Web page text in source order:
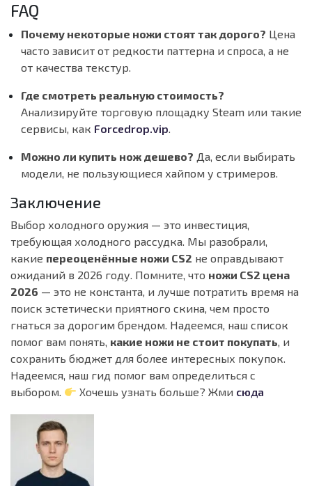
FAQ
Почему некоторые ножи стоят так дорого? Цена
часто зависит от редкости паттерна и спроса, а не
от качества текстур.
Где смотреть реальную стоимость?
Анализируйте торговую площадку Steam или такие
сервисы, как Forcedrop.vip.
Можно ли купить нож дешево? Да, если выбирать
модели, не пользующиеся хайпом у стримеров.
Заключение
Выбор холодного оружия — это инвестиция,
требующая холодного рассудка. Мы разобрали,
какие переоценённые ножи CS2 не оправдывают
ожиданий в 2026 году. Помните, что ножи CS2 цена
2026 — это не константа, и лучше потратить время на
поиск эстетически приятного скина, чем просто
гнаться за дорогим брендом. Надеемся, наш список
помог вам понять, какие ножи не стоит покупать, и
сохранить бюджет для более интересных покупок.
Надеемся, наш гид помог вам определиться с
выбором.
Хочешь узнать больше? Жми сюда